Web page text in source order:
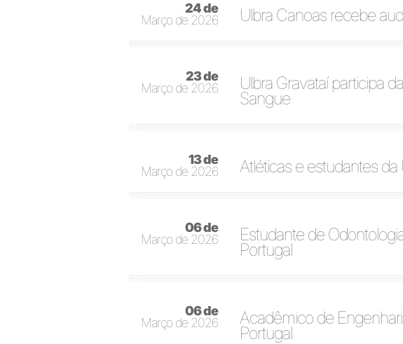
24 de
Março de 2026
Ulbra Canoas recebe
23 de
Março de 2026
Ulbra Gravataí participa
Sangue
13 de
Março de 2026
Atléticas e estudantes
06 de
Março de 2026
Estudante de
Portugal
06 de
Março de 2026
Acadêmico de
Portugal